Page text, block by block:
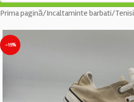
Prima pagină/Incaltaminte barbati/Tenisi
-15%